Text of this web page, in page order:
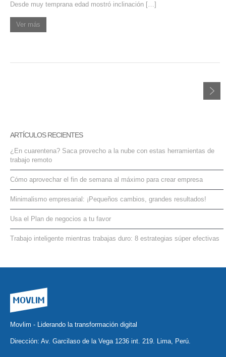
Desde muy temprana edad mostró inclinación […]
Ver más
ARTÍCULOS RECIENTES
¿En cuarentena? Saca provecho a la nube con estas herramientas de
trabajo remoto
Cómo aprovechar el fin de semana al máximo para crear empresa
Minimalismo empresarial: ¡Pequeños cambios, grandes resultados!
Usa el Plan de negocios a tu favor
Trabajo inteligente mientras trabajas duro: 8 estrategias súper efectivas
Movlim - Liderando la transformación digital
Dirección: Av. Garcilaso de la Vega 1236 int. 219. Lima, Perú.